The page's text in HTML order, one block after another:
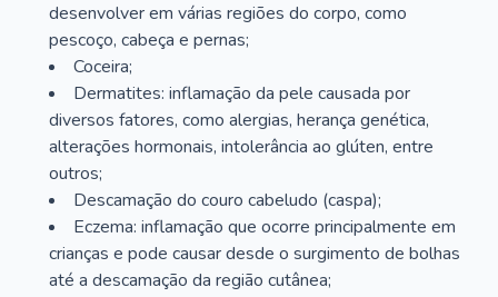
desenvolver em várias regiões do corpo, como
pescoço, cabeça e pernas;
Coceira;
Dermatites: inflamação da pele causada por
diversos fatores, como alergias, herança genética,
alterações hormonais, intolerância ao glúten, entre
outros;
Descamação do couro cabeludo (caspa);
Eczema: inflamação que ocorre principalmente em
crianças e pode causar desde o surgimento de bolhas
até a descamação da região cutânea;